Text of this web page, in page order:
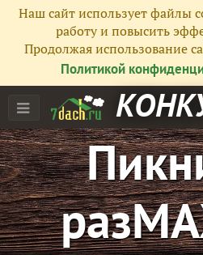
Наш сайт использует файлы
работу и повысить
Продолжая использование
Политикой